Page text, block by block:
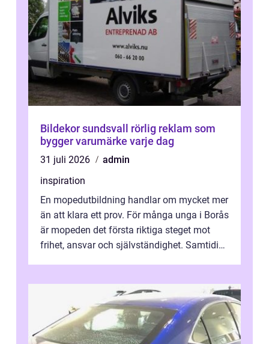
Bildekor sundsvall rörlig reklam som
bygger varumärke varje dag
31 juli 2026
admin
inspiration
En mopedutbildning handlar om mycket mer
än att klara ett prov. För många unga i Borås
är mopeden det första riktiga steget mot
frihet, ansvar och självständighet. Samtidigt